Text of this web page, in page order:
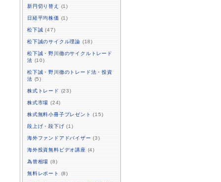
新円切り替え (1)
日経平均株価 (1)
松下誠 (47)
松下誠のサイクル理論 (18)
松下誠・野川徹のサイクルトレード
法 (10)
松下誠・野川徹のトレード法・投資
法 (5)
株式トレード (23)
株式市場 (24)
株式無料小冊子プレゼント (15)
段上げ・段下げ (1)
海外ファンドアドバイザー (3)
海外投資無料ビデオ講座 (4)
為替相場 (8)
無料レポート (8)